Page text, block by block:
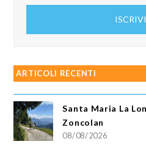
ARTICOLI RECENTI
Santa Maria La
Zoncolan
08/08/2026